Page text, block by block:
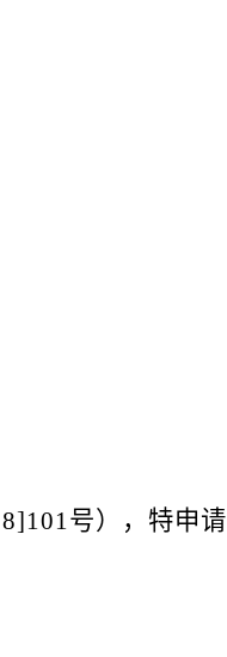
8]101号），特申请